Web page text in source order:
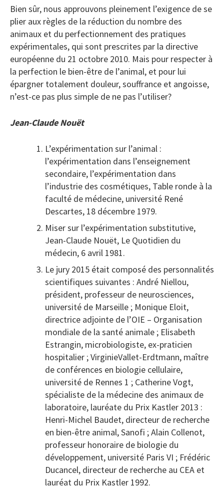
Bien sûr, nous approuvons pleinement l’exigence de se
plier aux règles de la réduction du nombre des
animaux et du perfectionnement des pratiques
expérimentales, qui sont prescrites par la directive
européenne du 21 octobre 2010. Mais pour respecter à
la perfection le bien-être de l’animal, et pour lui
épargner totalement douleur, souffrance et angoisse,
n’est-ce pas plus simple de ne pas l’utiliser?
Jean-Claude Nouët
L’expérimentation sur l’animal :
l’expérimentation dans l’enseignement
secondaire, l’expérimentation dans
l’industrie des cosmétiques, Table ronde à la
faculté de médecine, université René
Descartes, 18 décembre 1979.
Miser sur l’expérimentation substitutive,
Jean-Claude Nouët, Le Quotidien du
médecin, 6 avril 1981.
Le jury 2015 était composé des personnalités
scientifiques suivantes : André Niellou,
président, professeur de neurosciences,
université de Marseille ; Monique Eloit,
directrice adjointe de l’OIE – Organisation
mondiale de la santé animale ; Elisabeth
Estrangin, microbiologiste, ex-praticien
hospitalier ; VirginieVallet-Erdtmann, maître
de conférences en biologie cellulaire,
université de Rennes 1 ; Catherine Vogt,
spécialiste de la médecine des animaux de
laboratoire, lauréate du Prix Kastler 2013 :
Henri-Michel Baudet, directeur de recherche
en bien-être animal, Sanofi ; Alain Collenot,
professeur honoraire de biologie du
développement, université Paris VI ; Frédéric
Ducancel, directeur de recherche au CEA et
lauréat du Prix Kastler 1992.